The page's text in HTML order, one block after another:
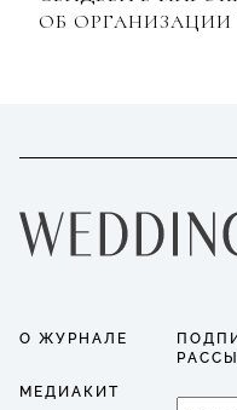
ОБ
О ЖУРНАЛЕ
МЕДИАКИТ